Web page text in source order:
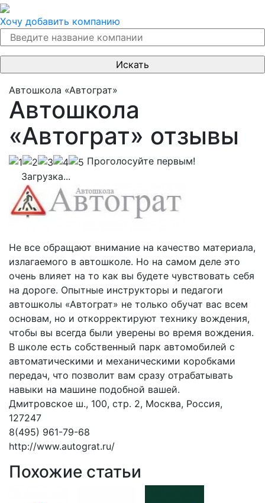
Хочу добавить компанию
Автошкола «Автограт»
Автошкола
«Автограт» отзывы
Проголосуйте первым!
Загрузка...
Не все обращают внимание на качество материала,
излагаемого в автошколе. Но на самом деле это
очень влияет на то как вы будете чувствовать себя
на дороге. Опытные инструкторы и педагоги
автошколы «Автограт» не только обучат вас всем
основам, но и откорректируют технику вождения,
чтобы вы всегда были уверены во время вождения.
В школе есть собственный парк автомобилей с
автоматическими и механическими коробками
передач, что позволит вам сразу отрабатывать
навыки на машине подобной вашей.
Дмитровское ш., 100, стр. 2, Москва, Россия,
127247
8(495) 961-79-68
http://www.autograt.ru/
Похожие статьи